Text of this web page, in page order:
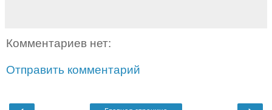
Комментариев нет:
Отправить комментарий